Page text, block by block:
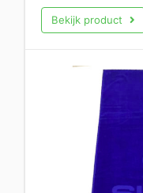
Bekijk product